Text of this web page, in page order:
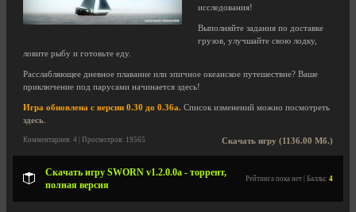
исследования!
Выполняйте задания по доставке
грузов, улучшайте свою лодку,
ловите рыбу и готовьте еду.
Расслабляющее дневное плавание или эпичное океанское путешествие? Ваше
приключение под парусами начинается здесь!
Игра обновлена с версии 0.30 до 0.36a. Список изменений можно посмотреть
здесь
Скачать игру (1136.00 Мб.)
Комментариев: 4 | Просмотров: 19565
Скачать игру SWORN v1.2.0.0a - торрент,
полная версия
Рейтинга пока нет | Баллы: 4